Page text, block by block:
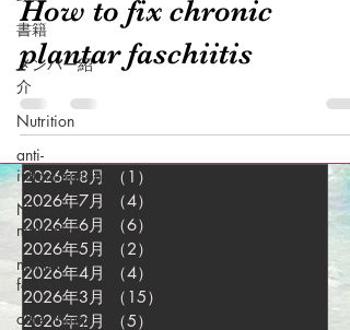
書籍
メンバー紹
介
Nutrition
anti-
inflammation
Network
marketing
mental
factors
other things
How to fix chronic
plantar faschiitis
2026年8月 （1）
2026年7月
（4）
2026年6月
（6）
2026年5月
（2）
2026年4月
（4）
2026年3月
（15）
2026年2月
（5）